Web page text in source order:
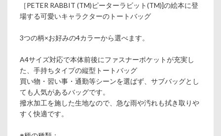
［PETER RABBIT (TM)ピーターラビット(TM)]の絵本に登
場する可愛いキャラクターのトートバッグ
3つの柄×お好みの4カラーから選べます。
A4サイズ対応で本体前後にファスナーポケットが充実し
た、手持ちタイプの縦型トートバッグ
買い物・習い事・通勤等シーンを選ばず、サブバッグとし
ても人気があるバッグです。
撥水加工を施した生地なので、急な雨や汚れも拭き取りや
すく快適です。